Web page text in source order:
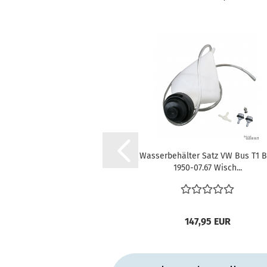
Wasserbehälter Satz VW Bus T1
1950-07.67 Wisch...
147,95 EUR